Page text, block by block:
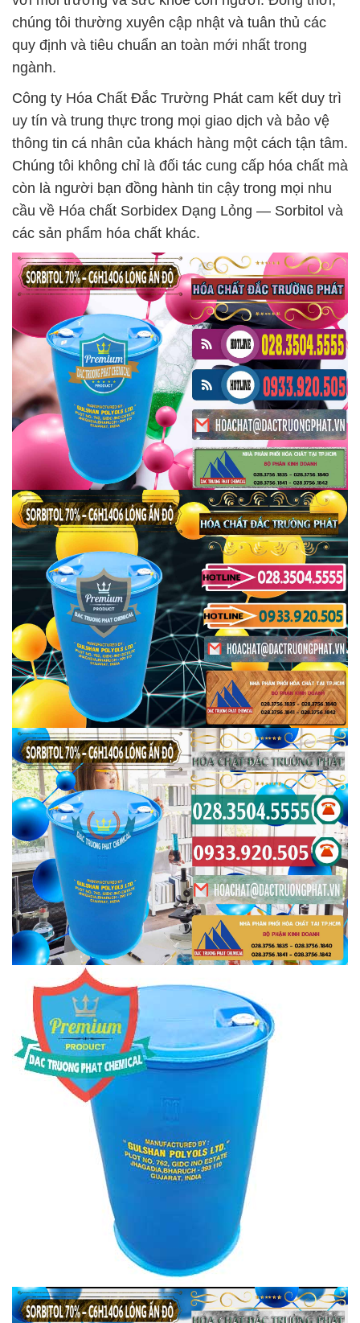
chúng tôi thường xuyên cập nhật và tuân thủ các
quy định và tiêu chuẩn an toàn mới nhất trong
ngành.
Công ty Hóa Chất Đắc Trường Phát cam kết duy trì
uy tín và trung thực trong mọi giao dịch và bảo vệ
thông tin cá nhân của khách hàng một cách tận tâm.
Chúng tôi không chỉ là đối tác cung cấp hóa chất mà
còn là người bạn đồng hành tin cậy trong mọi nhu
cầu về Hóa chất Sorbidex Dạng Lỏng — Sorbitol và
các sản phẩm hóa chất khác.